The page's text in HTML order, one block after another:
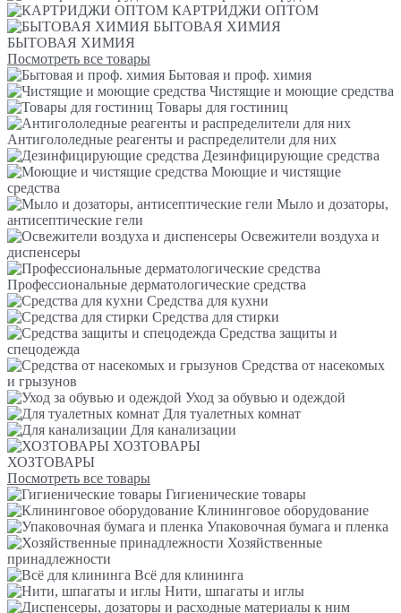
КАРТРИДЖИ ОПТОМ
БЫТОВАЯ ХИМИЯ
БЫТОВАЯ ХИМИЯ
Посмотреть все товары
Бытовая и проф. химия
Чистящие и моющие средства
Товары для гостиниц
Антигололедные реагенты и распределители для них
Дезинфицирующие средства
Моющие и чистящие
средства
Мыло и дозаторы,
антисептические гели
Освежители воздуха и
диспенсеры
Профессиональные дерматологические средства
Средства для кухни
Средства для стирки
Средства защиты и
спецодежда
Средства от насекомых
и грызунов
Уход за обувью и одеждой
Для туалетных комнат
Для канализации
ХОЗТОВАРЫ
ХОЗТОВАРЫ
Посмотреть все товары
Гигиенические товары
Клининговое оборудование
Упаковочная бумага и пленка
Хозяйственные
принадлежности
Всё для клининга
Нити, шпагаты и иглы